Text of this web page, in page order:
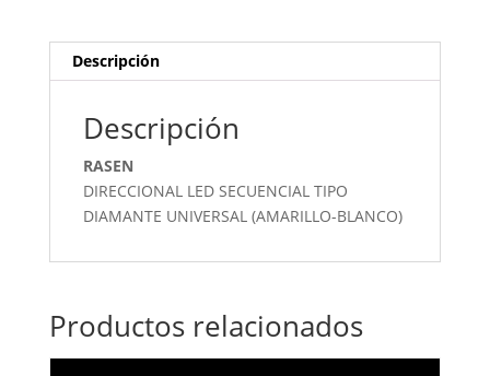
Descripción
Descripción
RASEN
DIRECCIONAL LED SECUENCIAL TIPO
DIAMANTE UNIVERSAL (AMARILLO-BLANCO)
Productos relacionados